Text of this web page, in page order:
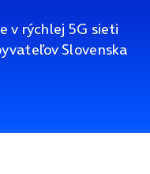
v rýchlej 5G sieti
Slovenska